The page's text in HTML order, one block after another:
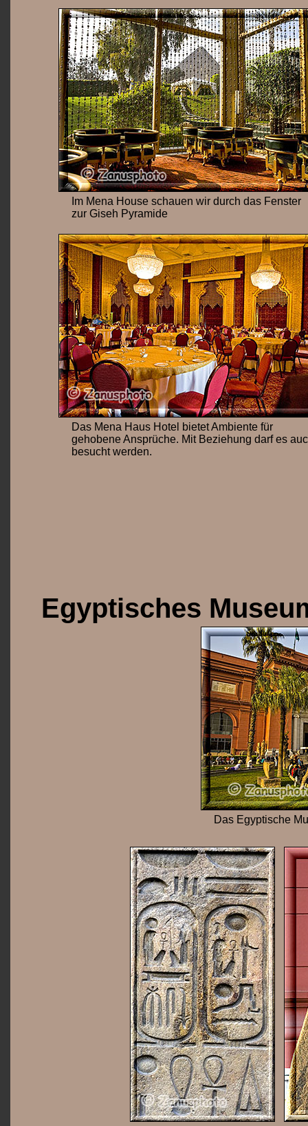
Im Mena House schauen wir durch das Fenster
zur Giseh Pyramide
Das Mena Haus Hotel bietet Ambiente für
gehobene Ansprüche. Mit Beziehung darf es
besucht werden.
Egyptisches
Das Egyptische